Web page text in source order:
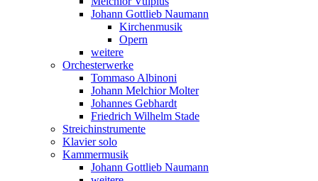
Johann Gottlieb Naumann
Kirchenmusik
Opern
weitere
Orchesterwerke
Tommaso Albinoni
Johann Melchior Molter
Johannes Gebhardt
Friedrich Wilhelm Stade
Streichinstrumente
Klavier solo
Kammermusik
Johann Gottlieb Naumann